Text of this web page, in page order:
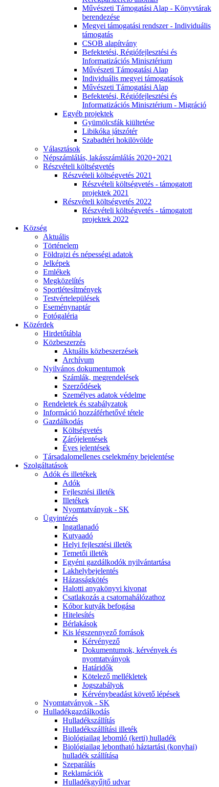
Művészeti Támogatási Alap - Könyvtárak
berendezése
Megyei támogatási rendszer - Individuális
támogatás
CSOB alapítvány
Befektetési, Régiófejlesztési és
Informatizációs Minisztérium
Művészeti Támogatási Alap
Individuális megyei támogatások
Művészeti Támogatási Alap
Befektetési, Régiófejlesztési és
Informatizációs Minisztérium - Migráció
Egyéb projektek
Gyümölcsfák kiültetése
Libikóka játszótér
Szabadtéri hokilövölde
Választások
Népszámlálás, lakásszámlálás 2020+2021
Részvételi költségvetés
Részvételi költségvetés 2021
Részvételi költségvetés - támogatott
projektek 2021
Részvételi költségvetés 2022
Részvételi költségvetés - támogatott
projektek 2022
Község
Aktuális
Történelem
Földrajzi és népességi adatok
Jelképek
Emlékek
Megközelítés
Sportlétesítmények
Testvértelepülések
Eseménynaptár
Fotógaléria
Közérdek
Hirdetőtábla
Közbeszerzés
Aktuális közbeszerzések
Archívum
Nyilvános dokumentumok
Számlák, megrendelések
Szerződések
Személyes adatok védelme
Rendeletek és szabályzatok
Információ hozzáférhetővé tétele
Gazdálkodás
Költségvetés
Zárójelentések
Éves jelentések
Társadalomellenes cselekmény bejelentése
Szolgáltatások
Adók és illetékek
Adók
Fejlesztési illeték
Illetékek
Nyomtatványok - SK
Ügyintézés
Ingatlanadó
Kutyaadó
Helyi fejlesztési illeték
Temetői illeték
Egyéni gazdálkodók nyilvántartása
Lakhelybejelentés
Házasságkötés
Halotti anyakönyvi kivonat
Csatlakozás a csatornahálózathoz
Kóbor kutyák befogása
Hitelesítés
Bérlakások
Kis légszennyező források
Kérvényező
Dokumentumok, kérvények és
nyomtatványok
Határidők
Kötelező mellékletek
Jogszabályok
Kérvénybeadást követő lépések
Nyomtatványok - SK
Hulladékgazdálkodás
Hulladékszállítás
Hulladékszállítási illeték
Biológiailag lebomló (kerti) hulladék
Biológiailag lebontható háztartási (konyhai)
hulladék szállítása
Szeparálás
Reklamációk
Hulladékgyűjtő udvar